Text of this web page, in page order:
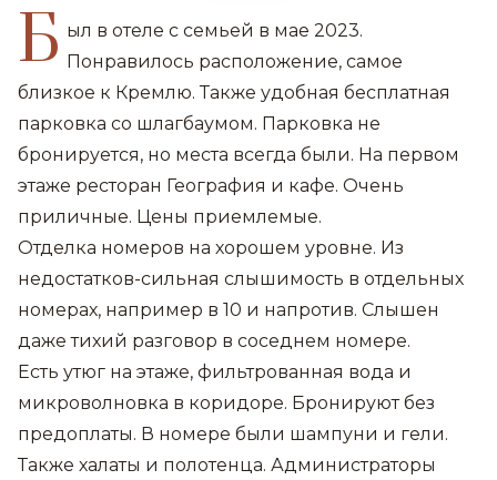
Б ыл в отеле с семьей в мае 2023.
Понравилось расположение, самое
близкое к Кремлю. Также удобная бесплатная
парковка со шлагбаумом. Парковка не
бронируется, но места всегда были. На первом
этаже ресторан География и кафе. Очень
приличные. Цены приемлемые.
Отделка номеров на хорошем уровне. Из
недостатков-сильная слышимость в отдельных
номерах, например в 10 и напротив. Слышен
даже тихий разговор в соседнем номере.
Есть утюг на этаже, фильтрованная вода и
микроволновка в коридоре. Бронируют без
предоплаты. В номере были шампуни и гели.
Также халаты и полотенца. Администраторы